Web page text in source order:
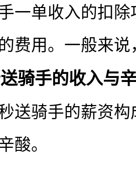
一单收入的扣
费用。一般来
骑手的收入与
送骑手的薪资
酸。